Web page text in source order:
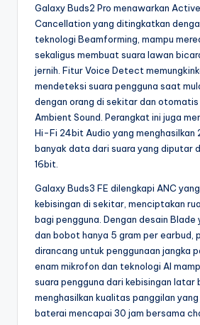
Galaxy Buds2 Pro menawarkan
Cancellation yang ditingkatkan
teknologi Beamforming, mampu
sekaligus membuat suara lawan
jernih. Fitur Voice Detect
mendeteksi suara pengguna saat
dengan orang di sekitar dan otomatis
Ambient Sound. Perangkat ini juga
Hi-Fi 24bit Audio yang menghasilkan
banyak data dari suara yang diputar
16bit.
Galaxy Buds3 FE dilengkapi ANC
kebisingan di sekitar, menciptakan
bagi pengguna. Dengan desain Blade
dan bobot hanya 5 gram per earbud,
dirancang untuk penggunaan jangka
enam mikrofon dan teknologi AI
suara pengguna dari kebisingan latar
menghasilkan kualitas panggilan
baterai mencapai 30 jam bersama